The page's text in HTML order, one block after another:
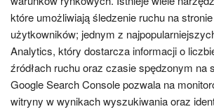
które umożliwiają śledzenie ruchu na
użytkowników; jednym z
Analytics, który dostarcza informacji o
źródłach ruchu oraz czasie spędzonym na
Google Search Console pozwala na
witryny w wynikach wyszukiwania oraz